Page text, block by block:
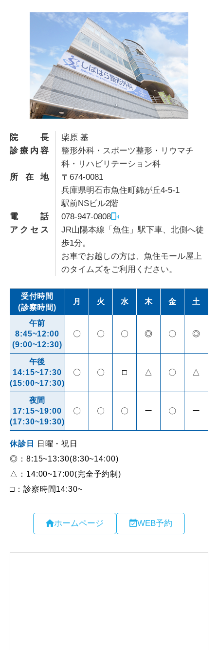
院長
柴原 基
診療内容
整形外科・スポーツ整形・リウマチ
科・リハビリテーション科
所在地
〒674-0081
兵庫県明石市魚住町錦が丘4-5-1
駅前NSビル2階
電話
078-947-0808
アクセス
JR山陽本線「魚住」駅下車、北側へ徒
歩1分。
お車でお越しの方は、魚住モール屋上
のタイムズをご利用ください。
ホームページ WEB予約